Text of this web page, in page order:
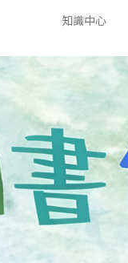
知識中心